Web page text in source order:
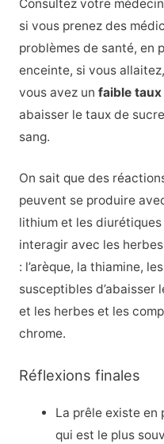
Consultez votre
si vous prenez des
problèmes de santé, en
enceinte, si vous
vous avez un faible
abaisser le taux de
sang.
On sait que des
peuvent se produire
lithium et les diurétiques
interagir avec les
: l’arèque, la thiamine,
susceptibles d’abaisser
et les herbes et les
chrome.
Réflexions finales
La prêle existe en
qui est le plus